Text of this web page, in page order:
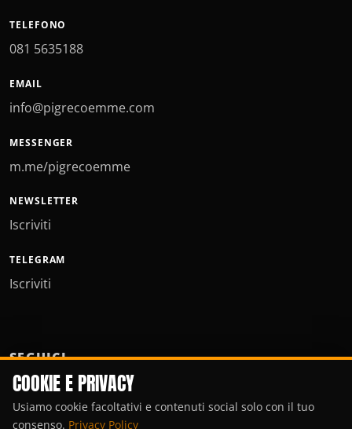
TELEFONO
081 5635188
EMAIL
info@pigrecoemme.com
MESSENGER
m.me/pigrecoemme
NEWSLETTER
Iscriviti
TELEGRAM
Iscriviti
SEGUICI
COOKIE E PRIVACY
Usiamo cookie facoltativi e contenuti social solo con il tuo
consenso. Privacy Policy